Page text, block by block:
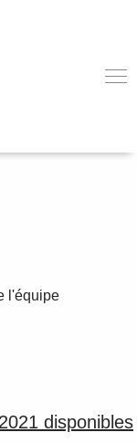
l'équipe
disponibles